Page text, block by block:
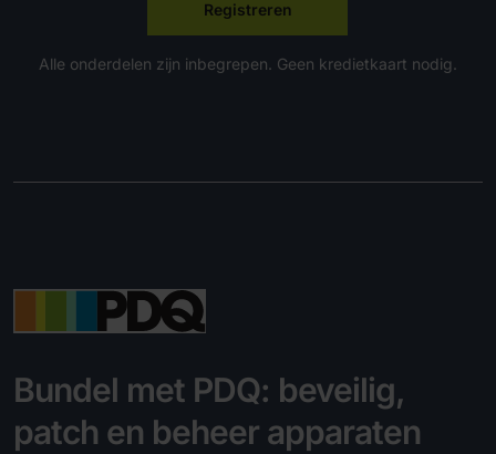
Registreren
Alle onderdelen zijn inbegrepen. Geen kredietkaart nodig.
Bundel met PDQ: beveilig,
patch en beheer apparaten